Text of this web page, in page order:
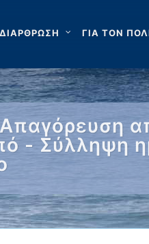
ΔΙΑΡΘΡΩΣΗ ΓΙΑ ΤΟΝ
- Σύλληψη